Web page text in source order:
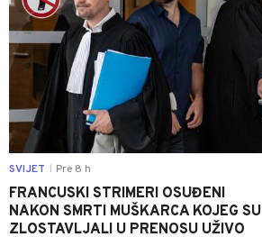
SVIJET Pre 8 h
FRANCUSKI STRIMERI OSUĐENI
NAKON SMRTI MUŠKARCA KOJEG SU
ZLOSTAVLJALI U PRENOSU UŽIVO